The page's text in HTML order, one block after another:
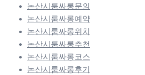
논산시룸싸롱문의
논산시룸싸롱예약
논산시룸싸롱위치
논산시룸싸롱추천
논산시룸싸롱코스
논산시룸싸롱후기